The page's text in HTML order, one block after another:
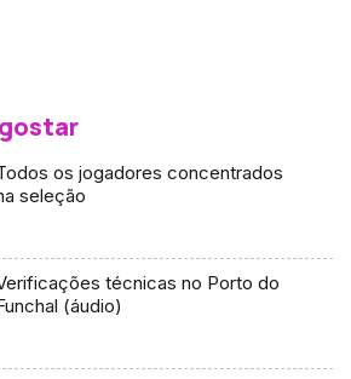
os jogadores concentrados
seleção
técnicas no Porto do
(áudio)